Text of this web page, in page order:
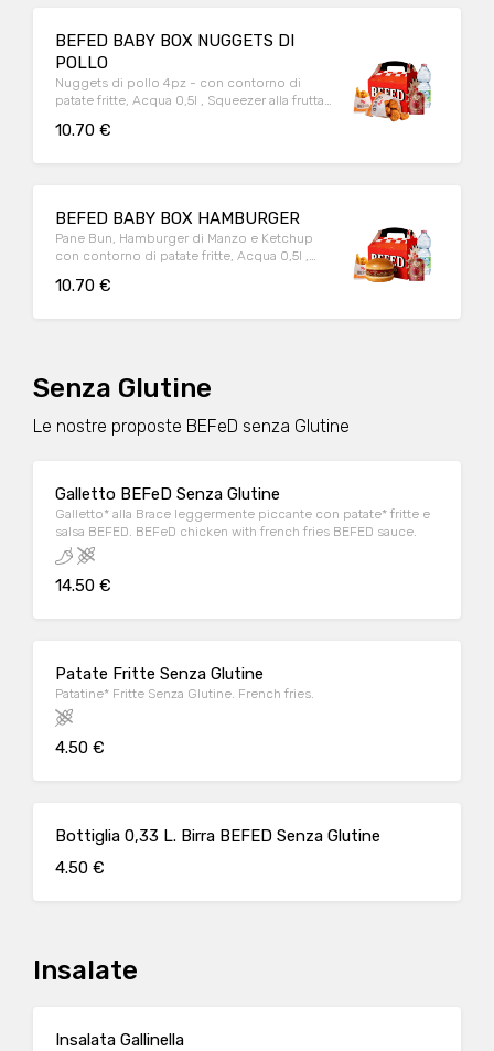
BEFED BABY BOX NUGGETS DI
POLLO
Nuggets di pollo 4pz - con contorno di
patate fritte, Acqua 0,5l , Squeezer alla frutta
10.70 €
BEFED BABY BOX HAMBURGER
Pane Bun, Hamburger di Manzo e Ketchup
con contorno di patate fritte, Acqua 0,5l ,
10.70 €
Senza Glutine
Le nostre proposte BEFeD senza Glutine
Galletto BEFeD Senza Glutine
Galletto* alla Brace leggermente piccante con patate* fritte e
salsa BEFED. BEFeD chicken with french fries BEFED sauce.
14.50 €
Patate Fritte Senza Glutine
Patatine* Fritte Senza Glutine. French fries.
4.50 €
Bottiglia 0,33 L. Birra BEFED Senza Glutine
4.50 €
Insalate
Insalata Gallinella